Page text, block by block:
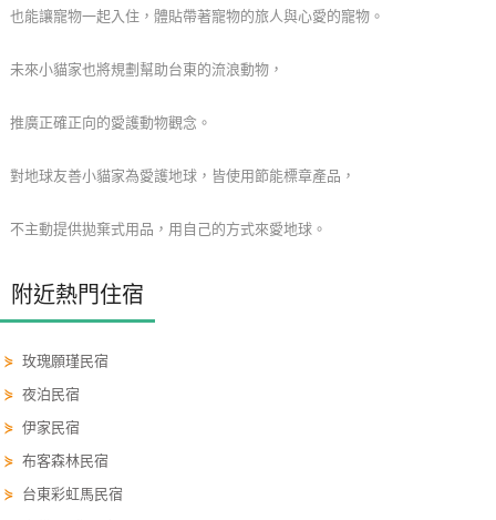
利
詢
房
旅
卡
訂
請
收
也能讓寵物一起入住，體貼帶著寵物的旅人與心愛的寵物。
未來小貓家也將規劃幫助台東的流浪動物，
推廣正確正向的愛護動物觀念。
對地球友善小貓家為愛護地球，皆使用節能標章產品，
不主動提供拋棄式用品，用自己的方式來愛地球。
附近熱門住宿
⋟玫瑰願瑾民宿
⋟夜泊民宿
⋟伊家民宿
⋟布客森林民宿
⋟ 台東彩虹馬民宿